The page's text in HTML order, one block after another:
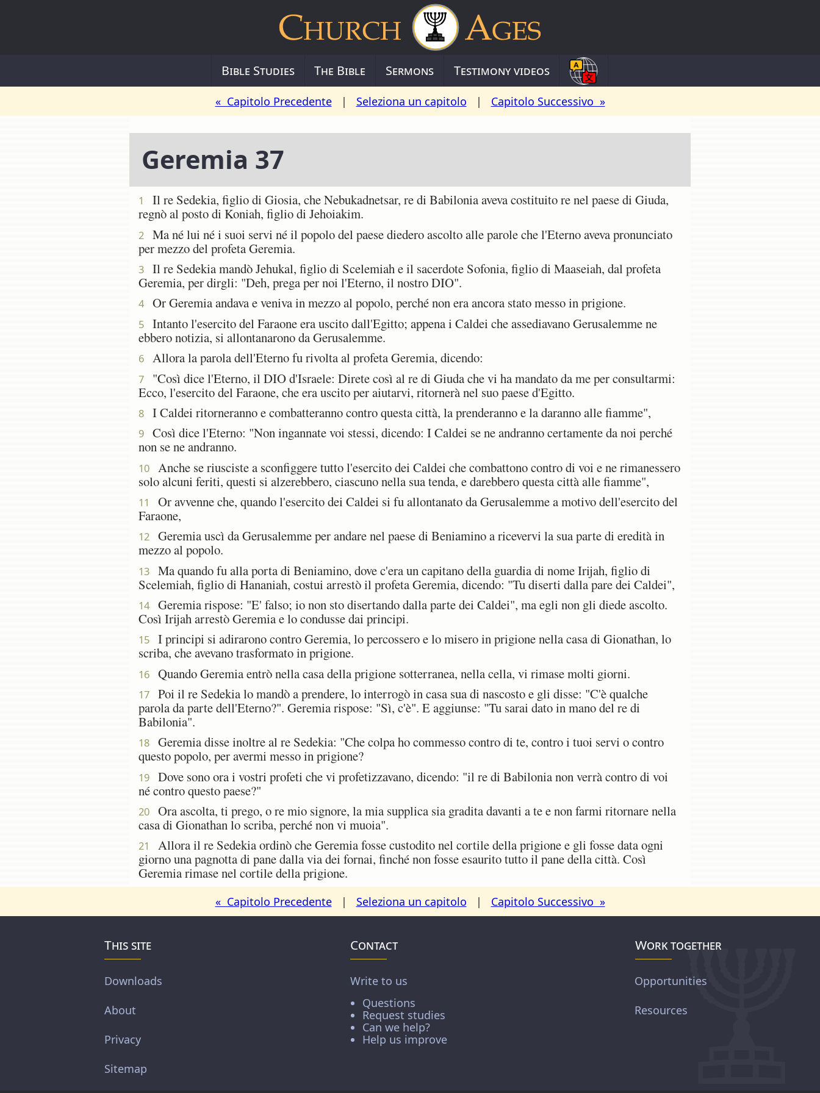
Bible Studies The Bible Sermons Testimony videos
« Capitolo Precedente| Seleziona un capitolo | Capitolo Successivo »
Geremia 37
1
Il re Sedekia, figlio di Giosia, che Nebukadnetsar, re di Babilonia aveva costituito re nel paese di Giuda,
regnò al posto di Koniah, figlio di Jehoiakim.
2
Ma né lui né i suoi servi né il popolo del paese diedero ascolto alle parole che l'Eterno aveva pronunciato
per mezzo del profeta Geremia.
3
Il re Sedekia mandò Jehukal, figlio di Scelemiah e il sacerdote Sofonia, figlio di Maaseiah, dal profeta
Geremia, per dirgli: "Deh, prega per noi l'Eterno, il nostro DIO".
4 Or Geremia andava e veniva in mezzo al popolo, perché non era ancora stato messo in prigione.
5
Intanto l'esercito del Faraone era uscito dall'Egitto; appena i Caldei che assediavano Gerusalemme ne
ebbero notizia, si allontanarono da Gerusalemme.
6 Allora la parola dell'Eterno fu rivolta al profeta Geremia, dicendo:
7
"Così dice l'Eterno, il DIO d'Israele: Direte così al re di Giuda che vi ha mandato da me per consultarmi:
Ecco, l'esercito del Faraone, che era uscito per aiutarvi, ritornerà nel suo paese d'Egitto.
8 I Caldei ritorneranno e combatteranno contro questa città, la prenderanno e la daranno alle fiamme",
9
Così dice l'Eterno: "Non ingannate voi stessi, dicendo: I Caldei se ne andranno certamente da noi perché
non se ne andranno.
10
Anche se riusciste a sconfiggere tutto l'esercito dei Caldei che combattono contro di voi e ne rimanessero
solo alcuni feriti, questi si alzerebbero, ciascuno nella sua tenda, e darebbero questa città alle fiamme",
11
Or avvenne che, quando l'esercito dei Caldei si fu allontanato da Gerusalemme a motivo dell'esercito del
Faraone,
12
Geremia uscì da Gerusalemme per andare nel paese di Beniamino a ricevervi la sua parte di eredità in
mezzo al popolo.
13
Ma quando fu alla porta di Beniamino, dove c'era un capitano della guardia di nome Irijah, figlio di
Scelemiah, figlio di Hananiah, costui arrestò il profeta Geremia, dicendo: "Tu diserti dalla pare dei Caldei",
14
Geremia rispose: "E' falso; io non sto disertando dalla parte dei Caldei", ma egli non gli diede ascolto.
Così Irijah arrestò Geremia e lo condusse dai principi.
15
I principi si adirarono contro Geremia, lo percossero e lo misero in prigione nella casa di Gionathan, lo
scriba, che avevano trasformato in prigione.
16 Quando Geremia entrò nella casa della prigione sotterranea, nella cella, vi rimase molti giorni.
17
Poi il re Sedekia lo mandò a prendere, lo interrogò in casa sua di nascosto e gli disse: "C'è qualche
parola da parte dell'Eterno?". Geremia rispose: "Sì, c'è". E aggiunse: "Tu sarai dato in mano del re di
Babilonia".
18
Geremia disse inoltre al re Sedekia: "Che colpa ho commesso contro di te, contro i tuoi servi o contro
questo popolo, per avermi messo in prigione?
19
Dove sono ora i vostri profeti che vi profetizzavano, dicendo: "il re di Babilonia non verrà contro di voi
né contro questo paese?"
20
Ora ascolta, ti prego, o re mio signore, la mia supplica sia gradita davanti a te e non farmi ritornare nella
casa di Gionathan lo scriba, perché non vi muoia".
21
Allora il re Sedekia ordinò che Geremia fosse custodito nel cortile della prigione e gli fosse data ogni
giorno una pagnotta di pane dalla via dei fornai, finché non fosse esaurito tutto il pane della città. Così
Geremia rimase nel cortile della prigione.
« Capitolo Precedente| Seleziona un capitolo | Capitolo Successivo »
This site
Downloads
About
Privacy
Sitemap
Contact
Write to us
Questions
Request studies
Can we help?
Help us improve
Work together
Opportunities
Resources